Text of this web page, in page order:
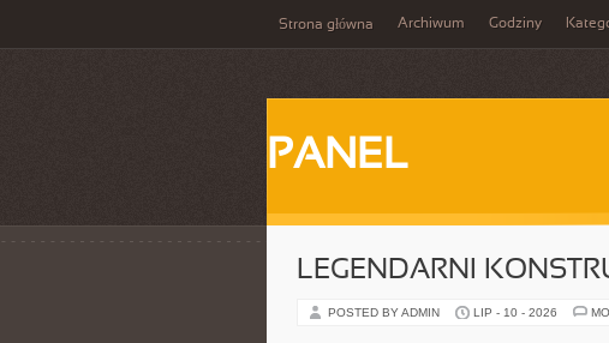
Strona główna Archiwum Godziny
PANEL
LEGENDARNI
POSTED BY ADMIN LIP - 10 - 2026